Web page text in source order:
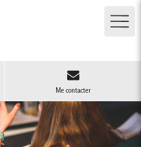
Me contacter